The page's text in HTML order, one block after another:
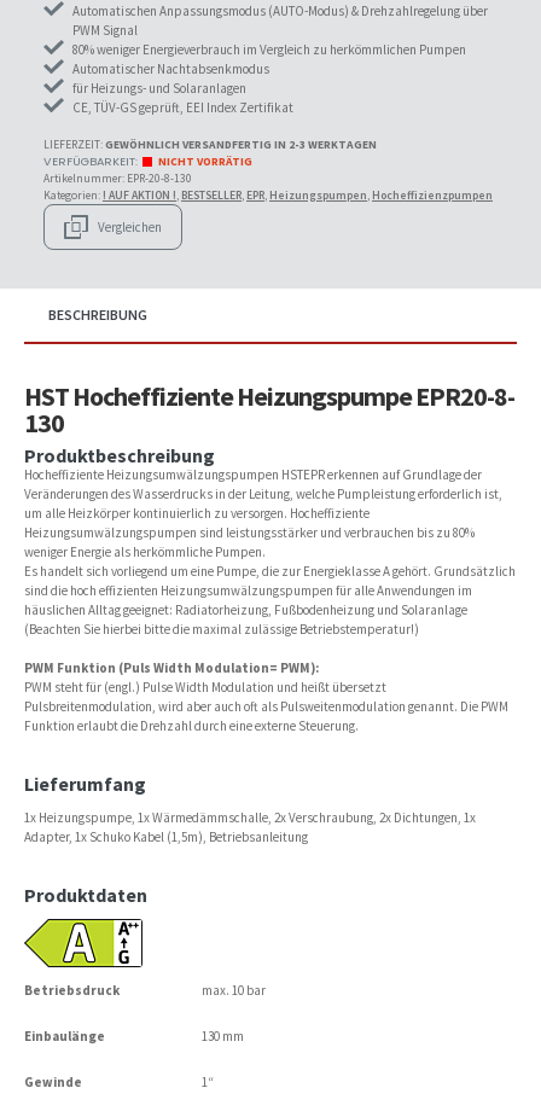
Automatischen Anpassungsmodus (AUTO-Modus) & Drehzahlregelung über
PWM Signal
80% weniger Energieverbrauch im Vergleich zu herkömmlichen Pumpen
Automatischer Nachtabsenkmodus
für Heizungs- und Solaranlagen
CE, TÜV-GS geprüft, EEI Index Zertifikat
LIEFERZEIT:GEWÖHNLICH VERSANDFERTIG IN 2-3 WERKTAGEN
NICHT VORRÄTIG
Artikelnummer: EPR-20-8-130
Kategorien: ! AUF AKTION !, BESTSELLER, EPR, Heizungspumpen, Hocheffizienzpumpen
Vergleichen
BESCHREIBUNG
HST Hocheffiziente Heizungspumpe EPR20-8-
130
Produktbeschreibung
Hocheffiziente Heizungsumwälzungspumpen HSTEPR erkennen auf Grundlage der
Veränderungen des Wasserdrucks in der Leitung, welche Pumpleistung erforderlich ist,
um alle Heizkörper kontinuierlich zu versorgen. Hocheffiziente
Heizungsumwälzungspumpen sind leistungsstärker und verbrauchen bis zu 80%
weniger Energie als herkömmliche Pumpen.
Es handelt sich vorliegend um eine Pumpe, die zur Energieklasse A gehört. Grundsätzlich
sind die hoch effizienten Heizungsumwälzungspumpen für alle Anwendungen im
häuslichen Alltag geeignet: Radiatorheizung, Fußbodenheizung und Solaranlage
(Beachten Sie hierbei bitte die maximal zulässige Betriebstemperatur!)
PWM Funktion (Puls Width Modulation= PWM):
PWM steht für (engl.) Pulse Width Modulation und heißt übersetzt
Pulsbreitenmodulation, wird aber auch oft als Pulsweitenmodulation genannt. Die PWM
Funktion erlaubt die Drehzahl durch eine externe Steuerung.
Lieferumfang
1x Heizungspumpe, 1x Wärmedämmschalle, 2x Verschraubung, 2x Dichtungen, 1x
Adapter, 1x Schuko Kabel (1,5m), Betriebsanleitung
Produktdaten
Betriebsdruck max. 10 bar
Einbaulänge 130 mm
Gewinde 1“